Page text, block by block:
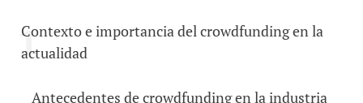
Contexto e importancia del crowdfunding en la
actualidad
Antecedentes de crowdfunding en la industria